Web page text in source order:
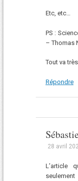
Etc, etc…
PS :
– Thomas
Tout va
Répondre
28 avril
L’article